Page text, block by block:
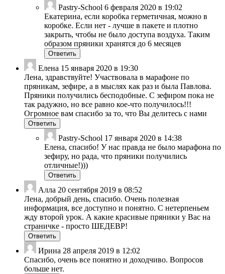
Pastry-School 6 февраля 2020 в 19:02
Екатерина, если коробка герметичная, можно в
коробке. Если нет - лучше в пакете и плотно
закрыть, чтобы не было доступа воздуха. Таким
образом пряники хранятся до 6 месяцев
Ответить
Елена 15 января 2020 в 19:30
Лена, здравствуйте! Участвовала в марафоне по
пряникам, зефире, а в мыслях как раз и была Павлова.
Пряники получились бесподобные. С зефиром пока не
так радужно, но все равно кое-что получилось!!!
Огромное вам спасибо за то, что Вы делитесь с нами
Ответить
Pastry-School 17 января 2020 в 14:38
Елена, спасибо! У нас правда не было марафона по
зефиру, но рада, что пряники получились
отличные!)))
Ответить
Алла 20 сентября 2019 в 08:52
Лена, добрый день, спасибо. Очень полезная
информация, все доступно и понятно. С нетерпеньем
жду второй урок. А какие красивые пряники у Вас на
страничке - просто ШЕДЕВР!
Ответить
Ирина 28 апреля 2019 в 12:02
Спасибо, очень все понятно и доходчиво. Вопросов
больше нет.